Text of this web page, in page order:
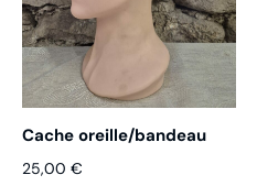
Cache oreille/bandeau
25,00 €